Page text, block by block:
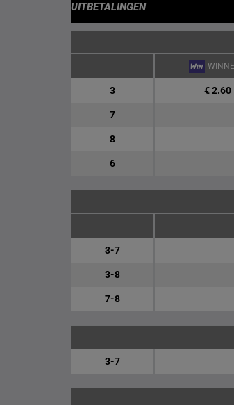
UITBETALINGEN
3 € 2.60
7
8
6
3-7
3-8
7-8
3-7